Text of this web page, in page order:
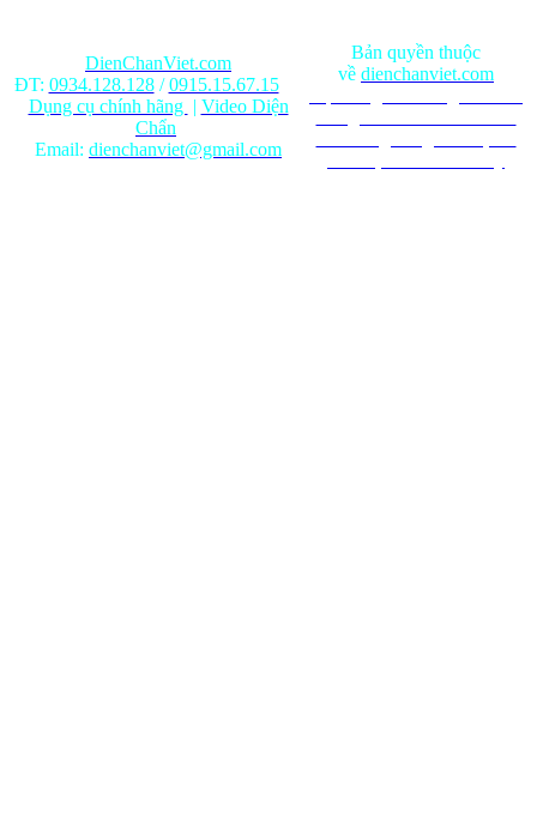
DienChanViet.com
ĐT: 0934.128.128/0915.15.67.15
Dụng cụ chính hãng | Video Diện
Chẩn
Email: dienchanviet@gmail.com
Bản quyền thuộc
về dienchanviet.com